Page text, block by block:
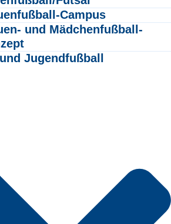
Campus
und Mädchenfußball-
Jugendfußball